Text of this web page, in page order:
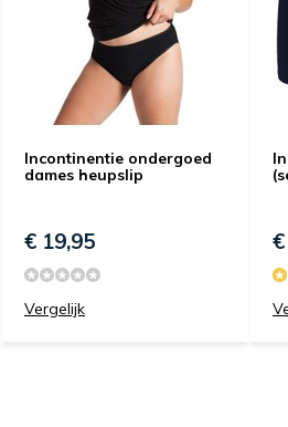
Incontinentie ondergoed
dames heupslip
€ 19,95
Vergelijk